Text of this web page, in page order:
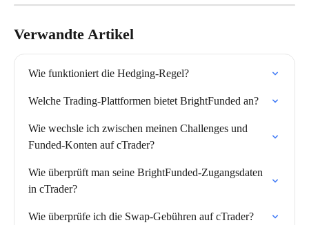
Verwandte Artikel
Wie funktioniert die Hedging-Regel?
Welche Trading-Plattformen bietet BrightFunded an?
Wie wechsle ich zwischen meinen Challenges und
Funded-Konten auf cTrader?
Wie überprüft man seine BrightFunded-Zugangsdaten
in cTrader?
Wie überprüfe ich die Swap-Gebühren auf cTrader?